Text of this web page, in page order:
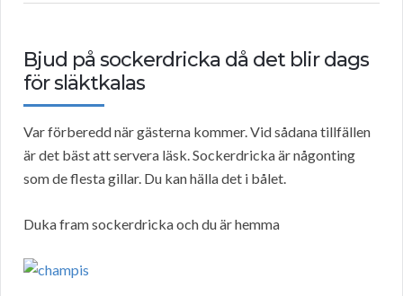
Bjud på sockerdricka då det blir dags
för släktkalas
Var förberedd när gästerna kommer. Vid sådana tillfällen
är det bäst att servera läsk. Sockerdricka är någonting
som de flesta gillar. Du kan hälla det i bålet.
Duka fram sockerdricka och du är hemma